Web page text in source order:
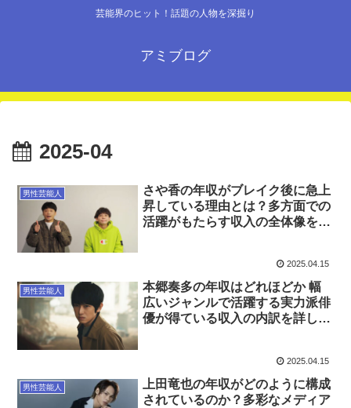
芸能界のヒット！話題の人物を深掘り
アミブログ
2025-04
男性芸能人
さや香の年収がブレイク後に急上
昇している理由とは？多方面での
活躍がもたらす収入の全体像を徹
2025.04.15
男性芸能人
本郷奏多の年収はどれほどか 幅
広いジャンルで活躍する実力派俳
優が得ている収入の内訳を詳しく
2025.04.15
男性芸能人
上田竜也の年収がどのように構成
されているのか？多彩なメディア